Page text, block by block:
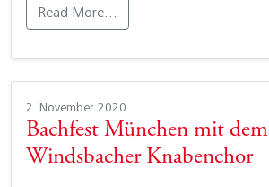
Read More…
2. November 2020
Bachfest München mit dem
Windsbacher Knabenchor